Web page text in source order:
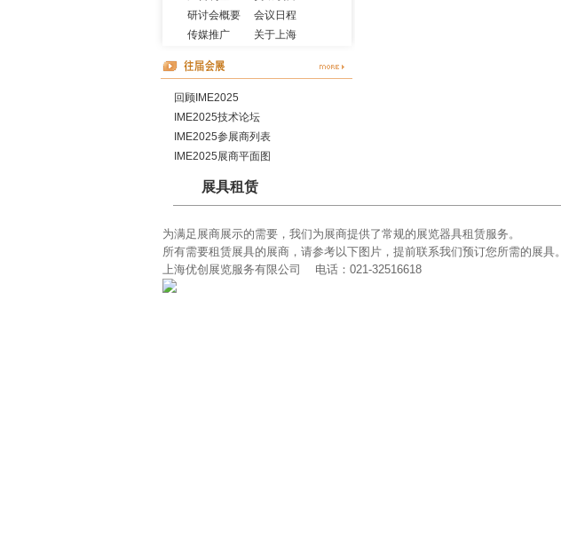
研讨会概要
会议日程
传媒推广
关于上海
回顾IME2025
IME2025技术论坛
IME2025参展商列表
IME2025展商平面图
展具租赁
为满足展商展示的需要，我们为展商提供了常规的展览器具租赁服务。
所有需要租赁展具的展商，请参考以下图片，提前联系我们预订您所需的展具。
上海优创展览服务有限公司 电话：021-32516618